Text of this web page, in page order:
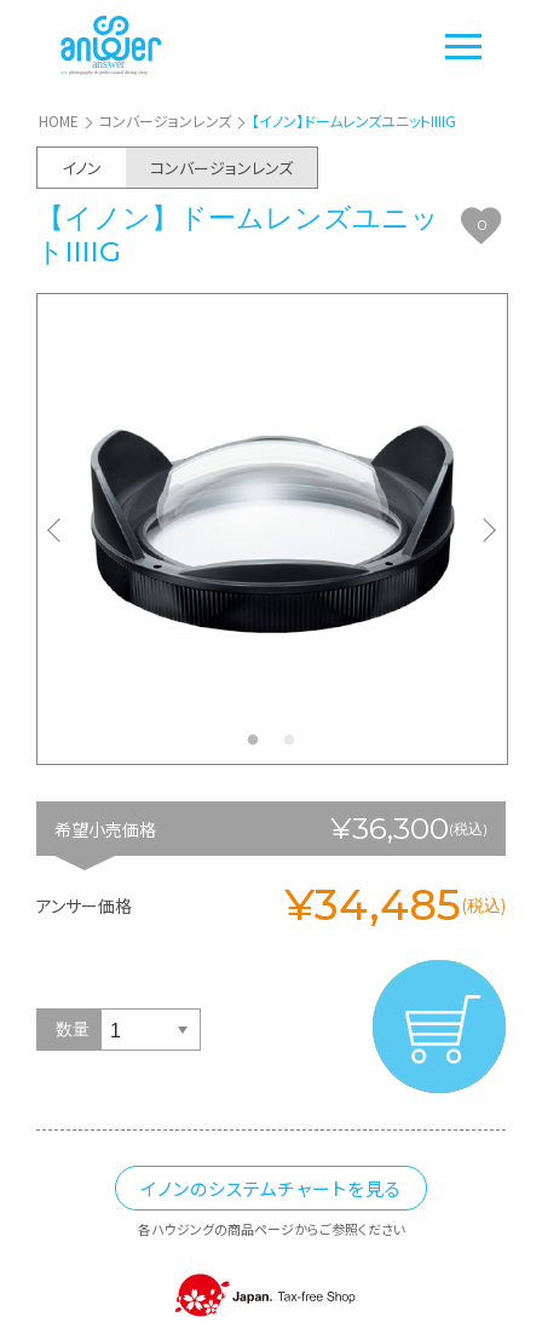
HOME コンバージョンレンズ 【イノン】ドームレンズユニットIIIIG
イノン コンバージョンレンズ
【イノン】ドームレンズユニッ
トIIIIG
0
希望小売価格 ¥36,300(税込)
アンサー価格 ¥34,485(税込)
数量
イノンのシステムチャートを見る
各ハウジングの商品ページからご参照ください